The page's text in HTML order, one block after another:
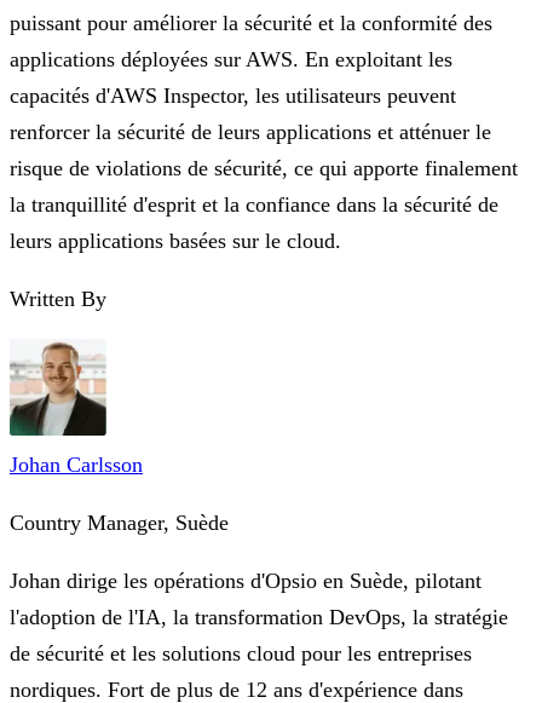
puissant pour améliorer la sécurité et la conformité des
applications déployées sur AWS. En exploitant les
capacités d'AWS Inspector, les utilisateurs peuvent
renforcer la sécurité de leurs applications et atténuer le
risque de violations de sécurité, ce qui apporte finalement
la tranquillité d'esprit et la confiance dans la sécurité de
leurs applications basées sur le cloud.
Written By
Johan Carlsson
Country Manager, Suède
Johan dirige les opérations d'Opsio en Suède, pilotant
l'adoption de l'IA, la transformation DevOps, la stratégie
de sécurité et les solutions cloud pour les entreprises
nordiques. Fort de plus de 12 ans d'expérience dans